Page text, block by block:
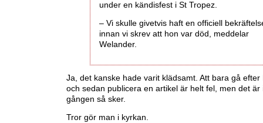
under en kändisfest i St Tropez.
– Vi skulle givetvis haft en officiell
innan vi skrev att hon var död, meddelar
Welander.
Ja, det kanske hade varit klädsamt. Att bara gå efter
och sedan publicera en artikel är helt fel, men det är
gången så sker.
Tror gör man i kyrkan.